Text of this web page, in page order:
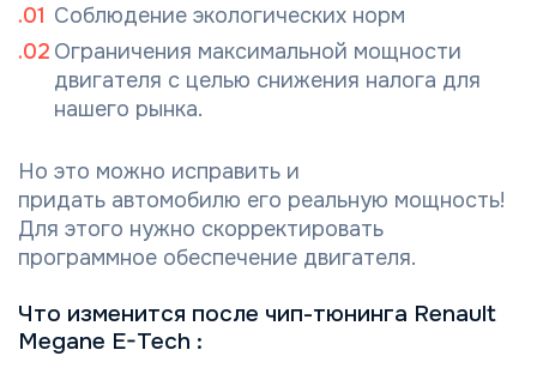
Соблюдение экологических норм
Ограничения максимальной мощности
двигателя с целью снижения налога для
нашего рынка.
Но это можно исправить и
придать автомобилю его реальную мощность!
Для этого нужно скорректировать
программное обеспечение двигателя.
Что изменится после чип-тюнинга Renault
Megane E-Tech :